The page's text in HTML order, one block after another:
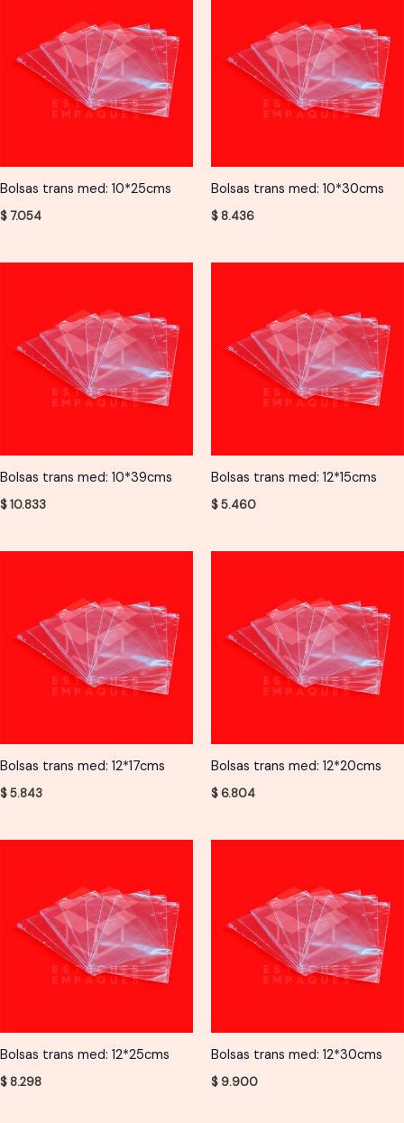
Bolsas trans med: 10*25cms
$7.054
Bolsas trans med: 10*30cms
$ 8.436
Bolsas trans med: 10*39cms
$10.833
Bolsas trans med: 12*15cms
$5.460
Bolsas trans med: 12*17cms
$5.843
Bolsas trans med: 12*20cms
$ 6.804
Bolsas trans med: 12*25cms
$ 8.298
Bolsas trans med: 12*30cms
$ 9.900